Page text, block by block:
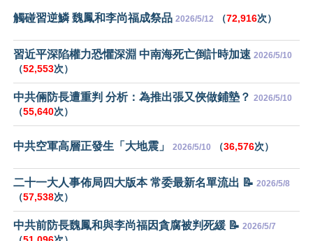
觸碰習逆鱗 魏鳳和李尚福成祭品 2026/5/12 （72,916次）
習近平深陷權力恐懼深淵 中南海死亡倒計時加速 2026/5/10
（52,553次）
中共倆防長遭重判 分析：為推出張又俠做鋪墊？ 2026/5/10
（55,640次）
中共空軍高層正發生「大地震」 2026/5/10 （36,576次）
二十一大人事佈局四大版本 常委最新名單流出 📝 2026/5/8
（57,538次）
中共前防長魏鳳和與李尚福因貪腐被判死緩 📝 2026/5/7